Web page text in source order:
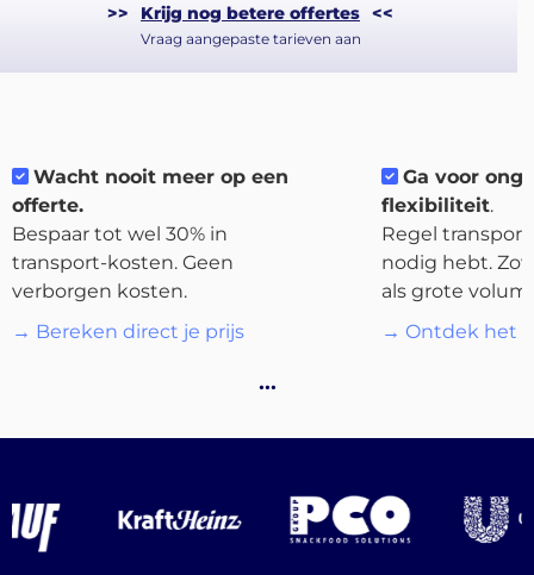
the
platform
Ontdek
>> Krijg nog betere offertes <<
Vraag aangepaste tarieven aan
Wacht nooit meer op een
offerte.
Bespaar tot wel 30% in
transport-kosten. Geen
verborgen kosten.
→ Bereken direct je prijs
Ga voor
flexibiliteit.
Regel
nodig hebt.
als grote
→ Ontdek het
…